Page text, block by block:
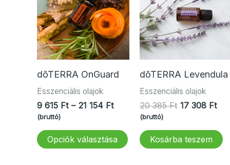
dōTERRA OnGuard
Esszenciális olajok
9 615 Ft – 21 154 FtÁrtartomány:
-
21
(bruttó)
Opciók választása
Ennek
dōTERRA Levendula
Esszenciális olajok
20 385Ft Original
20
385 Ft.
17 308 Ft
17
(bruttó)
Kosárba teszem